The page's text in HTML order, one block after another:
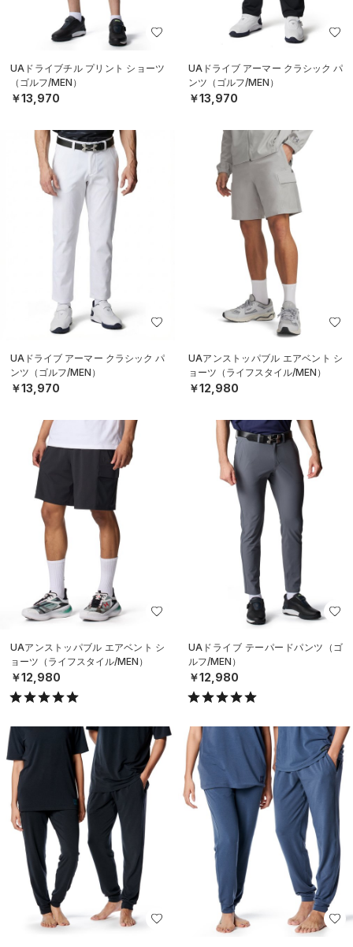
UAドライブチル プリント ショーツ
（ゴルフ/MEN）
￥13,970
UAドライブ アーマー クラシック パ
ンツ（ゴルフ/MEN）
￥13,970
UAドライブ アーマー クラシック パ
ンツ（ゴルフ/MEN）
￥13,970
UAアンストッパブル エアベント シ
ョーツ（ライフスタイル/MEN）
￥12,980
UAアンストッパブル エアベント シ
ョーツ（ライフスタイル/MEN）
￥12,980
UAドライブ テーパードパンツ（ゴ
ルフ/MEN）
￥12,980